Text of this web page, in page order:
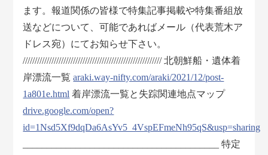
ます。報道関係の皆様で特集記事掲載や特集番組放
送などについて、可能であればメール（代表荒木ア
ドレス宛）にてお知らせ下さい。
////////////////////////////////////////////////////////// 北朝鮮船・遺体着
岸漂流一覧araki.way-nifty.com/araki/2021/12/post-
1a801e.html 着岸漂流一覧と失踪関連地点マップ
drive.google.com/open?
id=1Nsd5Xf9dqDa6AsYv5_4VspEFmeNh95qS&usp=sharing
_________________________________________ 特定